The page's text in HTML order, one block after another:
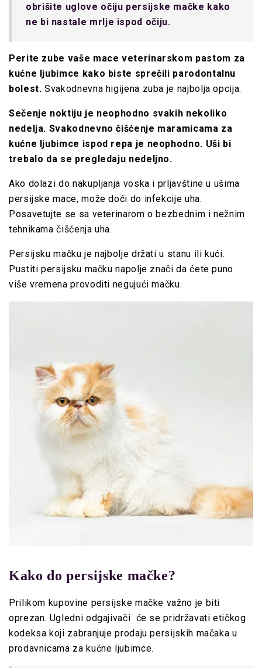
obrišite uglove očiju persijske mačke kako
ne bi nastale mrlje ispod očiju.
Perite zube vaše mace veterinarskom pastom za
kućne ljubimce kako biste sprečili parodontalnu
bolest. Svakodnevna higijena zuba je najbolja opcija.
Sečenje noktiju je neophodno svakih nekoliko
nedelja. Svakodnevno čišćenje maramicama za
kućne ljubimce ispod repa je neophodno. Uši bi
trebalo da se pregledaju nedeljno.
Ako dolazi do nakupljanja voska i prljavštine u ušima
persijske mace, može doći do infekcije uha.
Posavetujte se sa veterinarom o bezbednim i nežnim
tehnikama čišćenja uha.
Persijsku mačku je najbolje držati u stanu ili kući.
Pustiti persijsku mačku napolje znači da ćete puno
više vremena provoditi negujući mačku.
Kako do persijske mačke?
Prilikom kupovine persijske mačke važno je biti
oprezan. Ugledni odgajivači će se pridržavati etičkog
kodeksa koji zabranjuje prodaju persijskih mačaka u
prodavnicama za kućne ljubimce.